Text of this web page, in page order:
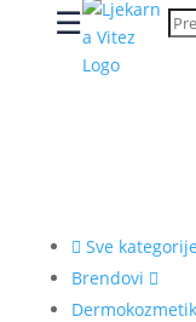
☰
Sve kategorije
Brendovi